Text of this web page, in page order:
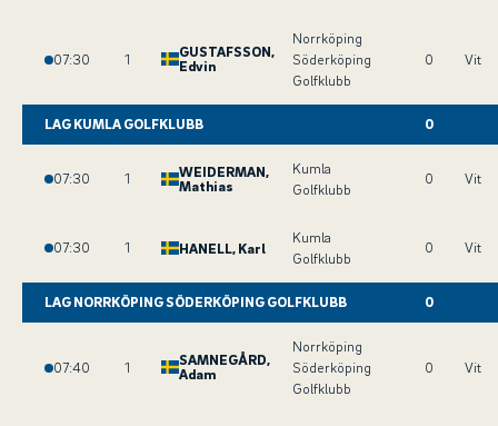
07:30 1 GUSTAFSSON,
Edvin
Norrköping
Söderköping
Golfklubb
0 Vit
LAG KUMLA GOLFKLUBB 0
07:30 1 WEIDERMAN,
Mathias
Kumla
Golfklubb
0 Vit
07:30 1 HANELL, Karl
Kumla
Golfklubb
0 Vit
LAG NORRKÖPING SÖDERKÖPING GOLFKLUBB 0
07:40 1 SAMNEGÅRD,
Adam
Norrköping
Söderköping
Golfklubb
0 Vit